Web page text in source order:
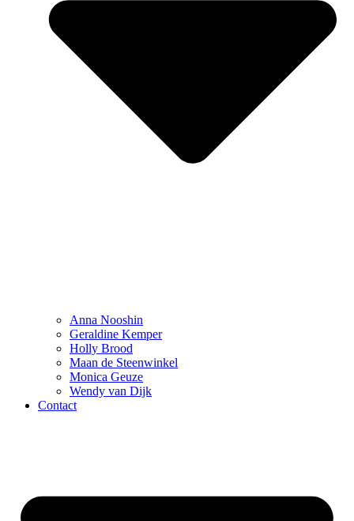
Anna Nooshin
Geraldine Kemper
Holly Brood
Maan de Steenwinkel
Monica Geuze
Wendy van Dijk
Contact